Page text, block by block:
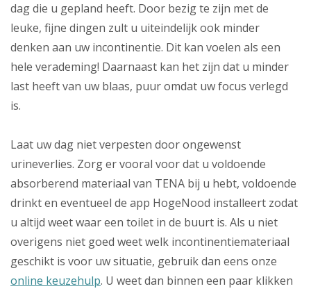
dag die u gepland heeft. Door bezig te zijn met de
leuke, fijne dingen zult u uiteindelijk ook minder
denken aan uw incontinentie. Dit kan voelen als een
hele verademing! Daarnaast kan het zijn dat u minder
last heeft van uw blaas, puur omdat uw focus verlegd
is.
Laat uw dag niet verpesten door ongewenst
urineverlies. Zorg er vooral voor dat u voldoende
absorberend materiaal van TENA bij u hebt, voldoende
drinkt en eventueel de app HogeNood installeert zodat
u altijd weet waar een toilet in de buurt is. Als u niet
overigens niet goed weet welk incontinentiemateriaal
geschikt is voor uw situatie, gebruik dan eens onze
online keuzehulp. U weet dan binnen een paar klikken